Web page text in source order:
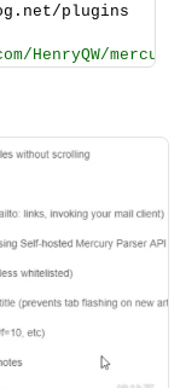
. net/plugins
HenryQW/